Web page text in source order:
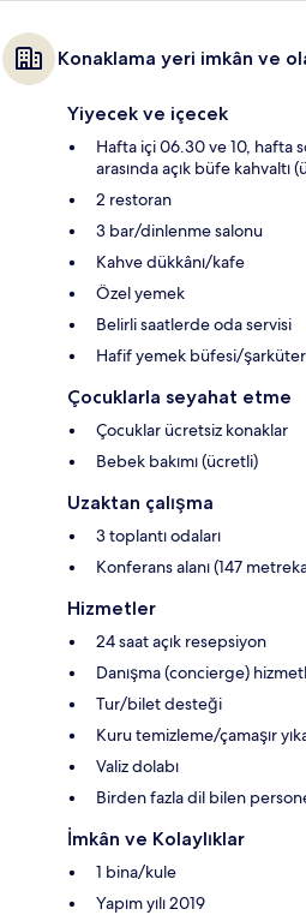
Konaklama yeri imkân ve
Yiyecek ve içecek
Hafta içi 06.30 ve 10, hafta
arasında açık büfe kahvaltı
2 restoran
3 bar/dinlenme salonu
Kahve dükkânı/kafe
Özel yemek
Belirli saatlerde oda servisi
Hafif yemek büfesi/
Çocuklarla seyahat etme
Çocuklar ücretsiz konaklar
Bebek bakımı (ücretli)
Uzaktan çalışma
3 toplantı odaları
Konferans alanı (147
Hizmetler
24 saat açık resepsiyon
Danışma (concierge)
Tur/bilet desteği
Kuru temizleme/çamaşır
Valiz dolabı
Birden fazla dil bilen
İmkân ve Kolaylıklar
1 bina/kule
Yapım yılı 2019